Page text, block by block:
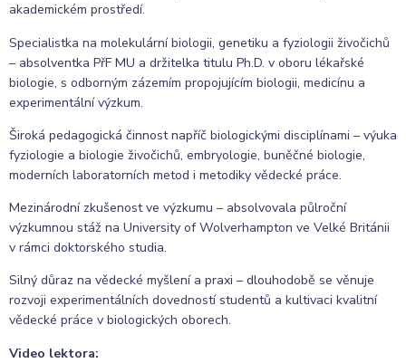
akademickém prostředí.
Specialistka na molekulární biologii, genetiku a fyziologii živočichů
– absolventka PřF MU a držitelka titulu Ph.D. v oboru lékařské
biologie, s odborným zázemím propojujícím biologii, medicínu a
experimentální výzkum.
Široká pedagogická činnost napříč biologickými disciplínami – výuka
fyziologie a biologie živočichů, embryologie, buněčné biologie,
moderních laboratorních metod i metodiky vědecké práce.
Mezinárodní zkušenost ve výzkumu – absolvovala půlroční
výzkumnou stáž na University of Wolverhampton ve Velké Británii
v rámci doktorského studia.
Silný důraz na vědecké myšlení a praxi – dlouhodobě se věnuje
rozvoji experimentálních dovedností studentů a kultivaci kvalitní
vědecké práce v biologických oborech.
Video lektora: